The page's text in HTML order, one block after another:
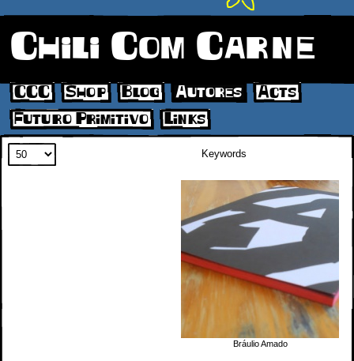
Chili Com Carne
CCC Shop Blog Autores
Acts
Futuro Primitivo
Links
Bráulio Amado